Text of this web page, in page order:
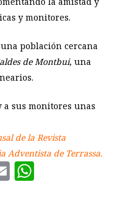
y monitores.
población cercana
de Montbui, una
a sus monitores unas
de la Revista
Adventista de Terrassa.
Email